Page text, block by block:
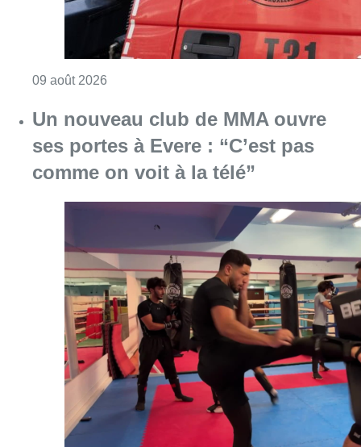
09 août 2026
Un nouveau club de MMA ouvre
ses portes à Evere : “C’est pas
comme on voit à la télé”